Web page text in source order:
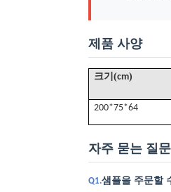
제품 사양
크기(cm)
200*75*64
자주 묻는 질문
Q1.샘플을 주문할